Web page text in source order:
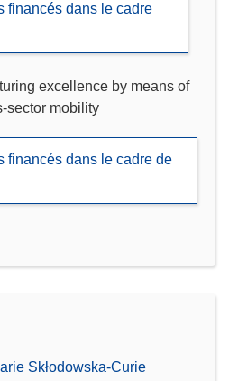
financés dans le cadre
excellence by means of
sector mobility
financés dans le cadre de
Skłodowska-Curie